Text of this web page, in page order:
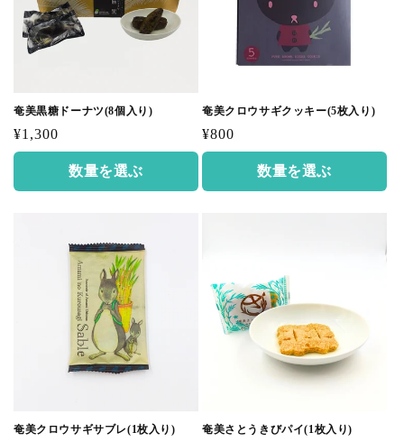
奄美黒糖ドーナツ(8個入り)
通
常
格
¥1,300
数量を選ぶ
奄美クロウサギクッキー(5枚入り)
通
常
格
¥800
数量を選ぶ
奄美クロウサギサブレ(1枚入り) 奄美さとうきびパイ(1枚入り)